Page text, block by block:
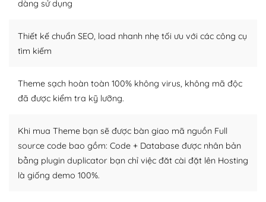
– Sở hữu một cộng đồng lớn, sẵn sàng hỗ trợ
người cuồng tín WordPress.
kiếm những cộng đồng WordPress, họ sẽ giúp bạn trả
lời, giải đáp vấn đề của bạn.
Cộng đồng sử dụng WordPress sẵn sàng hỗ trợ bạn
dàng sử dụng
Thiết kế chuẩn SEO, load nhanh nhẹ tối ưu với các công cụ
tìm kiếm
Theme sạch hoàn toàn 100% không virus, không mã độc
đã được kiểm tra kỹ lưỡng.
Khi mua Theme bạn sẽ được bàn giao mã nguồn Full
source code bao gồm: Code + Database được nhân bản
bằng plugin duplicator bạn chỉ việc đăt cài đặt lên Hosting
là giống demo 100%.